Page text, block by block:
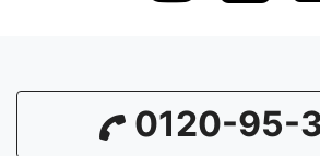
0120-95-